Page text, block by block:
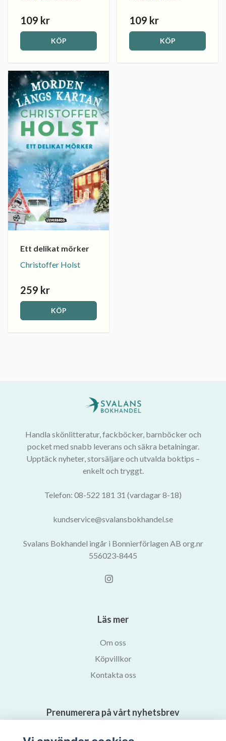
109 kr
KÖP
109 kr
KÖP
Ett delikat mörker
Christoffer Holst
259 kr
KÖP
Handla skönlitteratur, fackböcker, barnböcker och
pocket med snabb leverans och säkra betalningar.
Upptäck nyheter, storsäljare och utvalda boktips –
enkelt och tryggt.
Telefon: 08-522 181 31 (vardagar 8-18)
kundservice@svalansbokhandel.se
Svalans Bokhandel ingår i Bonnierförlagen AB org.nr
556023-8445
Läs mer
Om oss
Köpvillkor
Kontakta oss
Prenumerera på vårt nyhetsbrev